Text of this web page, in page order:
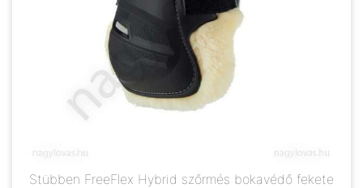
Stübben FreeFlex Hybrid szőrmés bokavédő fekete